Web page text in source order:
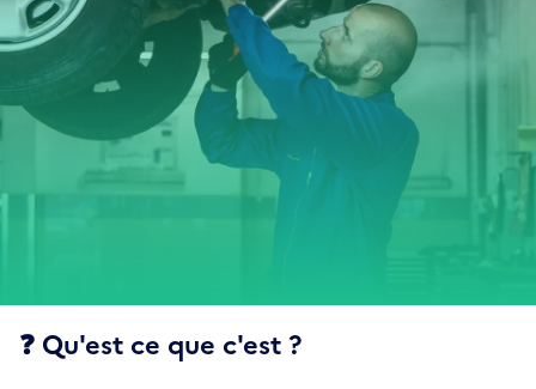
❓ Qu'est ce que c'est ?